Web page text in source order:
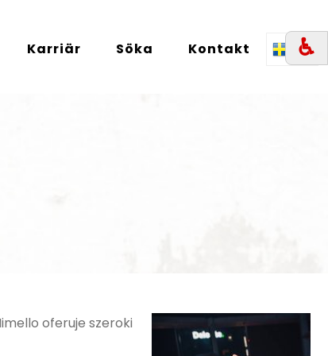
♿︎
SE
Karriär Söka Kontakt
oferuje szeroki